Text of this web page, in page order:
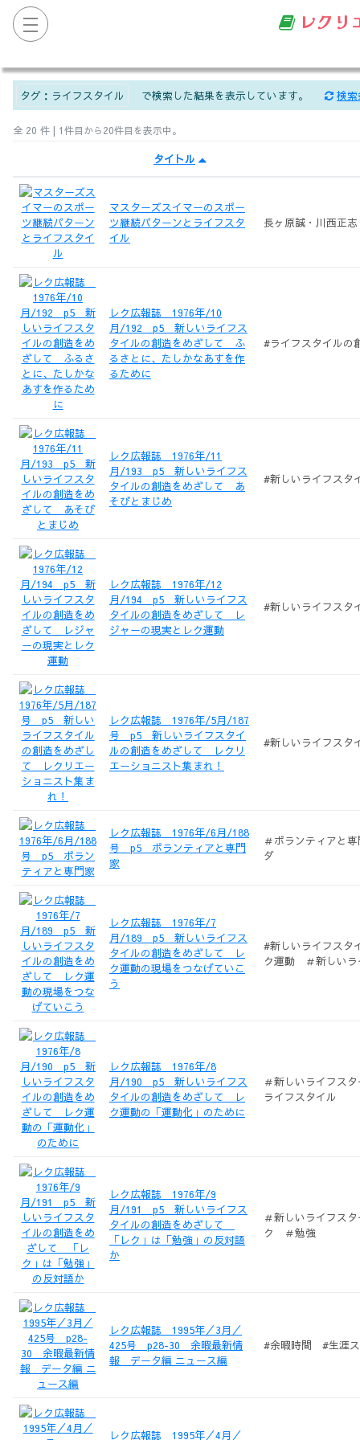
レク
タグ： ライフスタイル で検索した結果を表示しています。 検
全 20 件 | 1件目から20件目を表示中。
タイトル
マスターズスイマーのスポー
ツ継続パターンとライフスタ
イル
長ヶ原誠・川西正
レク広報誌 1976年/10
月/192 p5 新しいライフス
タイルの創造をめざして ふ
るさとに、たしかなあすを作
るために
#ライフスタイル
レク広報誌 1976年/11
月/193 p5 新しいライフス
タイルの創造をめざして あ
そびとまじめ
#新しいライフス
レク広報誌 1976年/12
月/194 p5 新しいライフス
タイルの創造をめざして レ
ジャーの現実とレク運動
#新しいライフスタ
レク広報誌 1976年/5月/187
号 p5 新しいライフスタイ
ルの創造をめざして レクリ
エーショニスト集まれ！
#新しいライフス
レク広報誌 1976年/6月/188
号 p5 ボランティアと専門
家
＃ボランティアと
ダ
レク広報誌 1976年/7
月/189 p5 新しいライフス
タイルの創造をめざして レ
ク運動の現場をつなげていこ
う
#新しいライフス
ク運動 ＃新しい
レク広報誌 1976年/8
月/190 p5 新しいライフス
タイルの創造をめざして レ
ク運動の「運動化」のために
＃新しいライフス
ライフスタイル
レク広報誌 1976年/9
月/191 p5 新しいライフス
タイルの創造をめざして
「レク」は「勉強」の反対語
か
＃新しいライフス
ク ＃勉強
レク広報誌 1995年／3月／
425号 p28-30 余暇最新情
報 データ編 ニュース編
#余暇時間 #生涯
レク広報誌 1995年／4月／